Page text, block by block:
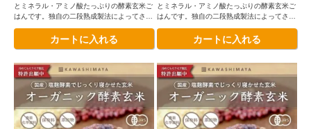
とミネラル・アミノ酸たっぷりの酵素玄米ご
はんです。独自の二段熟成製法によってさら
保管可能。グルテンフリー認証取得。
カートに入れる
とミネラル・アミノ酸たっぷりの酵素玄米ご
はんです。独自の二段熟成製法によってさら
保管可能。グルテンフリー認証取得。
カートに入れる